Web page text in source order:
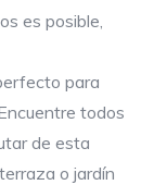
es posible,
para
todos
de esta
o jardín